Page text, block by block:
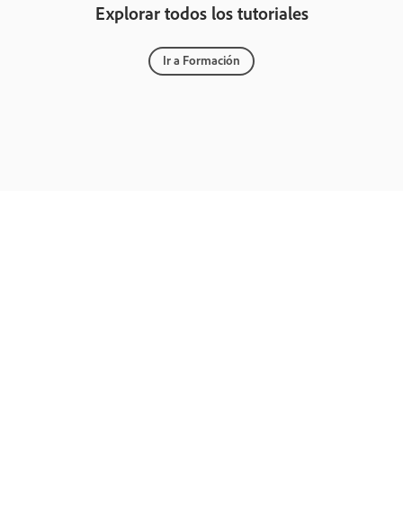
Explorar todos los tutoriales
Ir a Formación